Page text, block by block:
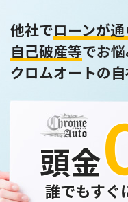
他社でローンが通
自己破産等でお悩
クロムオートの
頭金
誰でもすぐ